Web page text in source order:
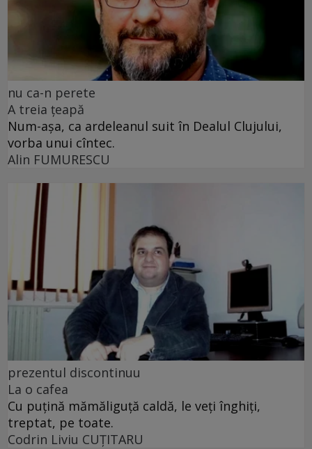
nu ca-n perete
A treia țeapă
Num-așa, ca ardeleanul suit în Dealul Clujului,
vorba unui cîntec.
Alin FUMURESCU
prezentul discontinuu
La o cafea
Cu puţină mămăliguţă caldă, le veţi înghiţi,
treptat, pe toate.
Codrin Liviu CUŢITARU